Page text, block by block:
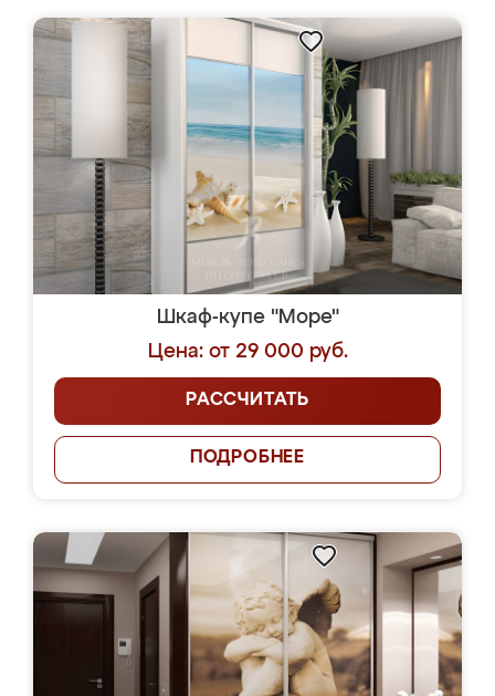
Шкаф-купе "Море"
Цена: от 29 000 руб.
РАССЧИТАТЬ
ПОДРОБНЕЕ